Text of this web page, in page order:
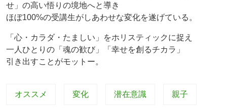
せ」の高い悟りの境地へと導き
ほぼ100%の受講生がしあわせな変化を遂げている。
「心・カラダ・たましい」をホリスティックに捉え
一人ひとりの「魂の歓び」「幸せを創るチカラ」
引き出すことがモットー。
オススメ 変化 潜在意識 親子